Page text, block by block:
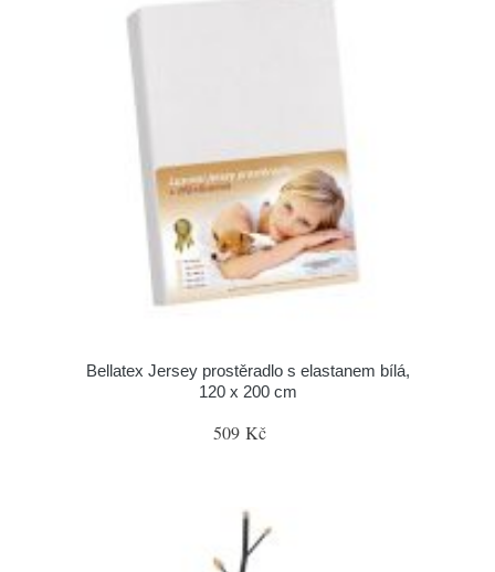
Bellatex Jersey prostěradlo s elastanem bílá,
120 x 200 cm
509 Kč